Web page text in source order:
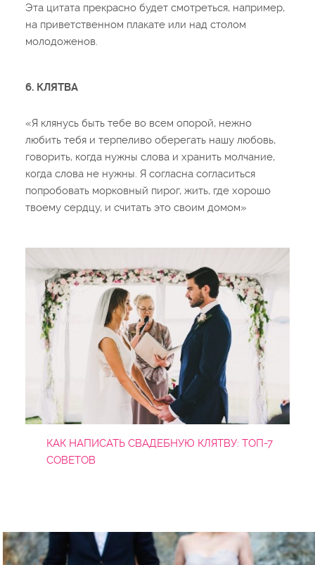
Эта цитата прекрасно будет смотреться, например,
на приветственном плакате или над столом
молодоженов.
6. КЛЯТВА
«Я клянусь быть тебе во всем опорой, нежно
любить тебя и терпеливо оберегать нашу любовь,
говорить, когда нужны слова и хранить молчание,
когда слова не нужны. Я согласна согласиться
попробовать морковный пирог, жить, где хорошо
твоему сердцу, и считать это своим домом»
КАК НАПИСАТЬ СВАДЕБНУЮ КЛЯТВУ: ТОП-7
СОВЕТОВ